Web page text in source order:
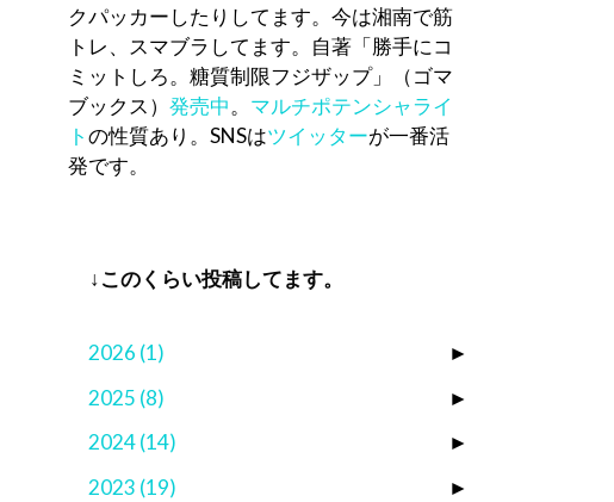
クパッカーしたりしてます。今は湘南で筋
トレ、スマブラしてます。自著「勝手にコ
ミットしろ。糖質制限フジザップ」（ゴマ
ブックス） 発売中。 マルチポテンシャライ
トの性質あり。SNSはツイッターが一番活
発です。
↓このくらい投稿してます。
►
2026 (1)
►
2025 (8)
►
2024(14)
►
2023 (19)